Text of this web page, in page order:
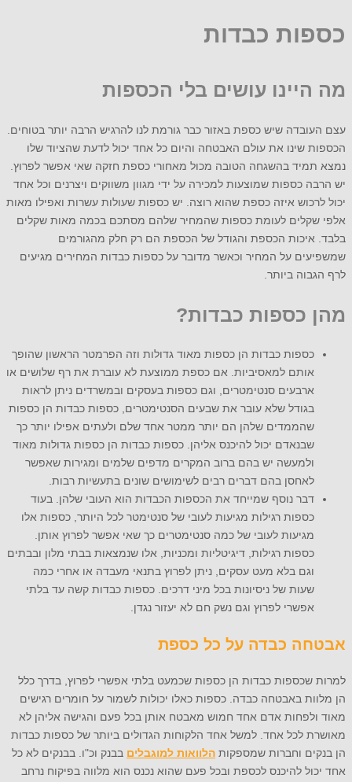
כספות כבדות
מה היינו עושים בלי הכספות
עצם העובדה שיש כספת באזור כבר גורמת לנו להרגיש הרבה יותר בטוחים.
הכספות שינו את עולם האבטחה והיום כל אחד יכול לדעת שהציוד שלו
נמצא תמיד בהשגחה הטובה מכול מאחורי כספת חזקה שאי אפשר לפרוץ.
יש הרבה כספות שמוצעות למכירה על ידי מגוון משווקים ויצרנים וכל אחד
יכול לרכוש איזה כספת שהוא רוצה. יש כספות שעולות עשרות ואפילו מאות
אלפי שקלים לעומת כספות שהמחיר שלהם מסתכם בכמה מאות שקלים
בלבד. איכות הכספת והגודל של הכספת הם רק חלק מהגורמים
שמשפיעים על המחיר וכאשר מדובר על כספות כבדות המחירים מגיעים
לרף הגבוה ביותר.
מהן כספות כבדות?
כספות כבדות הן כספות מאוד גדולות וזה הפרמטר הראשון שהופך
אותם למאסיביות. אם כספת ממוצעת לא עוברת את רף שלושים או
ארבעים סנטימטרים, וגם כספות בעסקים ובמשרדים ניתן לראות
בגודל שלא עובר את שבעים הסנטימטרים, כספות כבדות הן כספות
שהממדים שלהן הם יותר ממטר אחד שלם ולעתים אפילו יותר כך
שבנאדם יכול להיכנס אליהן. כספות כבדות הן כספות גדולות מאוד
ולמעשה יש בהם ברוב המקרים מדפים שלמים ומגירות שאפשר
לאחסן בהם דברים רבים לשימושים שונים בתעשיות רבות.
דבר נוסף שמייחד את הכספות הכבדות הוא העובי שלהן. בעוד
כספות רגילות מגיעות לעובי של סנטימטר לכל היותר, כספות אלו
מגיעות לעובי של כמה סנטימטרים כך שאי אפשר לפרוץ אותן.
כספות רגילות, דיגיטליות ומכניות, אלו שנמצאות בבתי מלון ובבתים
וגם בלא מעט עסקים, ניתן לפרוץ בתנאי מעבדה או אחרי כמה
שעות של ניסיונות בכל מיני דרכים. כספות כבדות קשה עד בלתי
אפשרי לפרוץ וגם נשק חם לא יעזור נגדן.
אבטחה כבדה על כל כספת
למרות שכספות כבדות הן כספות שכמעט בלתי אפשרי לפרוץ, בדרך כלל
הן מלוות באבטחה כבדה. כספות כאלו יכולות לשמור על חומרים רגישים
מאוד ולפחות אדם אחד חמוש מאבטח אותן בכל פעם והגישה אליהן לא
מאושרת לכל אחד. למשל אחד הלקוחות הגדולים ביותר של כספות כבדות
הן בנקים וחברות שמספקות הלוואות למוגבלים בבנק וכ"ו. בבנקים לא כל
אחד יכול להיכנס לכספת ובכל פעם שהוא נכנס הוא מלווה בפיקוח נרחב